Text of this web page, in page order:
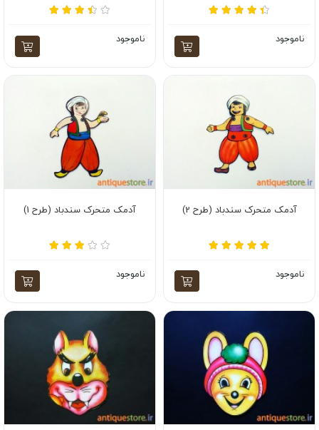
ناموجود ناموجود
آدمک متحرک سندباد (طرح 2)
ناموجود
آدمک متحرک سندباد (طرح 1)
ناموجود